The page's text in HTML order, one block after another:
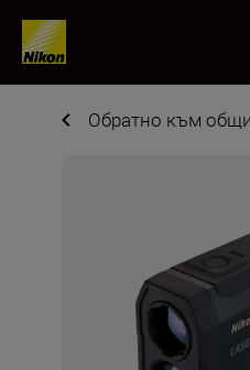
Обратно към